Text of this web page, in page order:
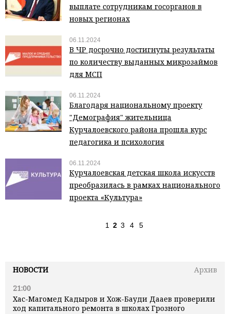
НОВОСТИ
Архив
21:00
Хас-Магомед Кадыров и Хож-Бауди Дааев проверили
ход капитального ремонта в школах Грозного
выплате сотрудникам госорганов в
новых регионах
06.11.2024
В ЧР досрочно достигнуты результаты
по количеству выданных микрозаймов
для МСП
06.11.2024
Благодаря национальному проекту
"Демография" жительница
Курчалоевского района прошла курс
педагогика и психология
06.11.2024
Курчалоевская детская школа искусств
преобразилась в рамках национального
проекта «Культура»
1 2 3 4 5